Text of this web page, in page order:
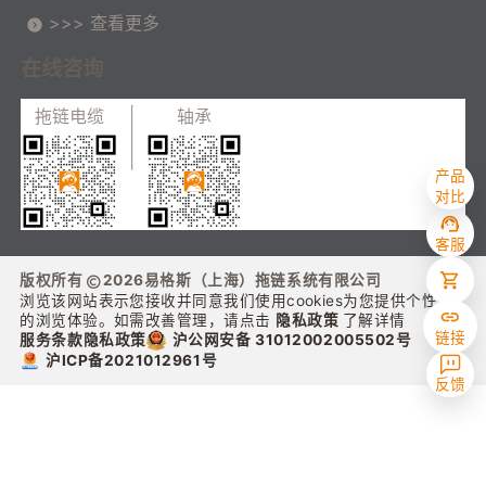
>>> 查看更多
拖链电缆 轴承
版权所有 2026易格斯（上海）拖链系统有限公司
浏览该网站表示您接收并同意我们使用cookies为您提供个性化
的浏览体验。如需改善管理，请点击 隐私政策 了解详情
服务条款隐私政策
沪公网安备 31012002005502号
沪ICP备2021012961号
产品
对比
客服
链接
反馈